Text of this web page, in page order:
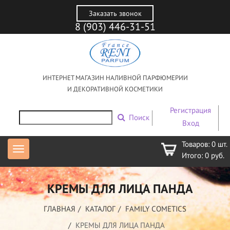
Заказать звонок
8 (903) 446-31-51
ИНТЕРНЕТ МАГАЗИН НАЛИВНОЙ ПАРФЮМЕРИИ
И ДЕКОРАТИВНОЙ КОСМЕТИКИ
Поиск
Регистрация
Вход
Товаров: 0 шт.
Итого: 0 руб.
КРЕМЫ ДЛЯ ЛИЦА ПАНДА
ГЛАВНАЯ КАТАЛОГ
FAMILY COMETICS
КРЕМЫ ДЛЯ ЛИЦА ПАНДА